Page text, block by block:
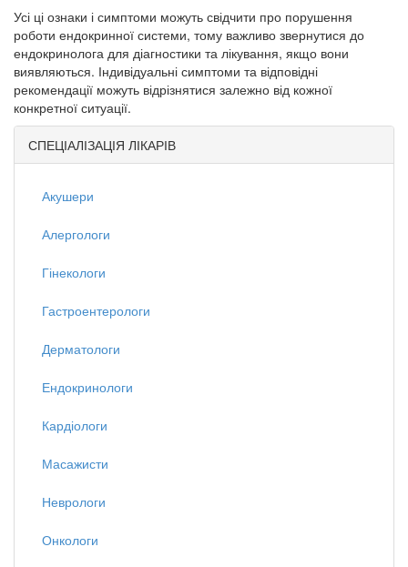
Усі ці ознаки і симптоми можуть свідчити про порушення
роботи ендокринної системи, тому важливо звернутися до
ендокринолога для діагностики та лікування, якщо вони
виявляються. Індивідуальні симптоми та відповідні
рекомендації можуть відрізнятися залежно від кожної
конкретної ситуації.
СПЕЦІАЛІЗАЦІЯ ЛІКАРІВ
Акушери
Алергологи
Гінекологи
Гастроентерологи
Дерматологи
Ендокринологи
Кардіологи
Масажисти
Неврологи
Онкологи